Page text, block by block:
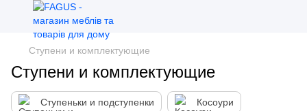
Ступени и комплектующие
Ступени и комплектующие
Ступеньки и подступенки Косоури